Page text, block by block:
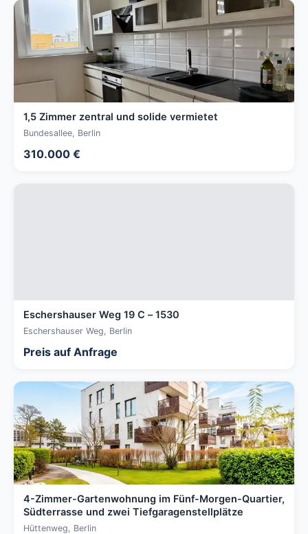
1,5 Zimmer zentral und solide vermietet
Bundesallee, Berlin
310.000 €
Eschershauser Weg 19 C – 1530
Eschershauser Weg, Berlin
Preis auf Anfrage
4-Zimmer-Gartenwohnung im Fünf-Morgen-Quartier,
Südterrasse und zwei Tiefgaragenstellplätze
Hüttenweg, Berlin